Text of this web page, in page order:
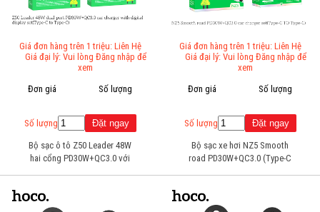
Giá đơn hàng trên 1 triệu: Liên Hệ
Giá đại lý: Vui lòng Đăng nhập để
xem
Đơn giá
Số lượng
Số lượng
Bộ sạc ô tô Z50 Leader 48W
hai cổng PD30W+QC3.0 với
Giá đơn hàng trên 1 triệu: Liên Hệ
Giá đại lý: Vui lòng Đăng nhập để
xem
Đơn giá
Số lượng
Số lượng
Bộ sạc xe hơi NZ5 Smooth
road PD30W+QC3.0 (Type-C